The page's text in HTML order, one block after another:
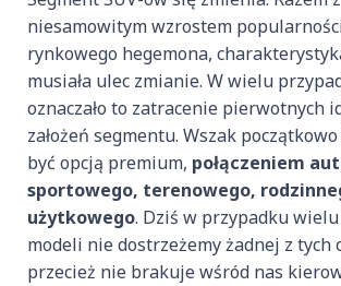
niesamowitym wzrostem
rynkowego hegemona,
musiała ulec zmianie. W wielu
oznaczało to zatracenie pierwotnych
założeń segmentu. Wszak początkowo
być opcją premium, połączeniem
sportowego, terenowego,
użytkowego. Dziś w przypadku
modeli nie dostrzeżemy żadnej z tych
przecież nie brakuje wśród nas